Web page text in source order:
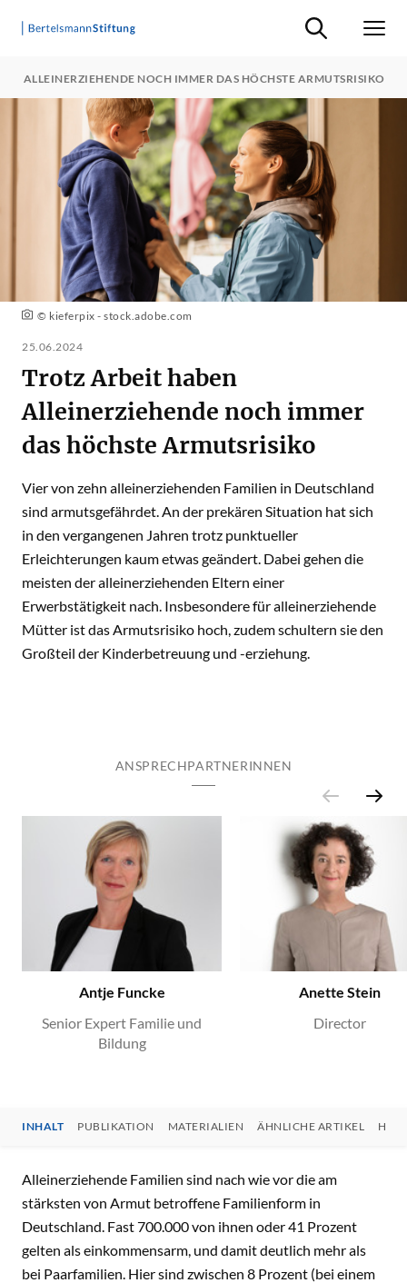
Suche ein-/
ALLEINERZIEHENDE NOCH IMMER DAS HÖCHSTE ARMUTSRISIKO
© kieferpix - stock.adobe.com
25.06.2024
Trotz Arbeit haben
Alleinerziehende noch immer
das höchste Armutsrisiko
Vier von zehn alleinerziehenden Familien in Deutschland
sind armutsgefährdet. An der prekären Situation hat sich
in den vergangenen Jahren trotz punktueller
Erleichterungen kaum etwas geändert. Dabei gehen die
meisten der alleinerziehenden Eltern einer
Erwerbstätigkeit nach. Insbesondere für alleinerziehende
Mütter ist das Armutsrisiko hoch, zudem schultern sie den
Großteil der Kinderbetreuung und -erziehung.
ANSPRECHPARTNERINNEN
Antje Funcke
Senior Expert Familie und
Bildung
Anette Stein
Director
INHALT PUBLIKATION MATERIALIEN ÄHNLICHE ARTIKEL
INHALT
Alleinerziehende Familien sind nach wie vor die am
stärksten von Armut betroffene Familienform in
Deutschland. Fast 700.000 von ihnen oder 41 Prozent
gelten als einkommensarm, und damit deutlich mehr als
bei Paarfamilien. Hier sind zwischen 8 Prozent (bei einem